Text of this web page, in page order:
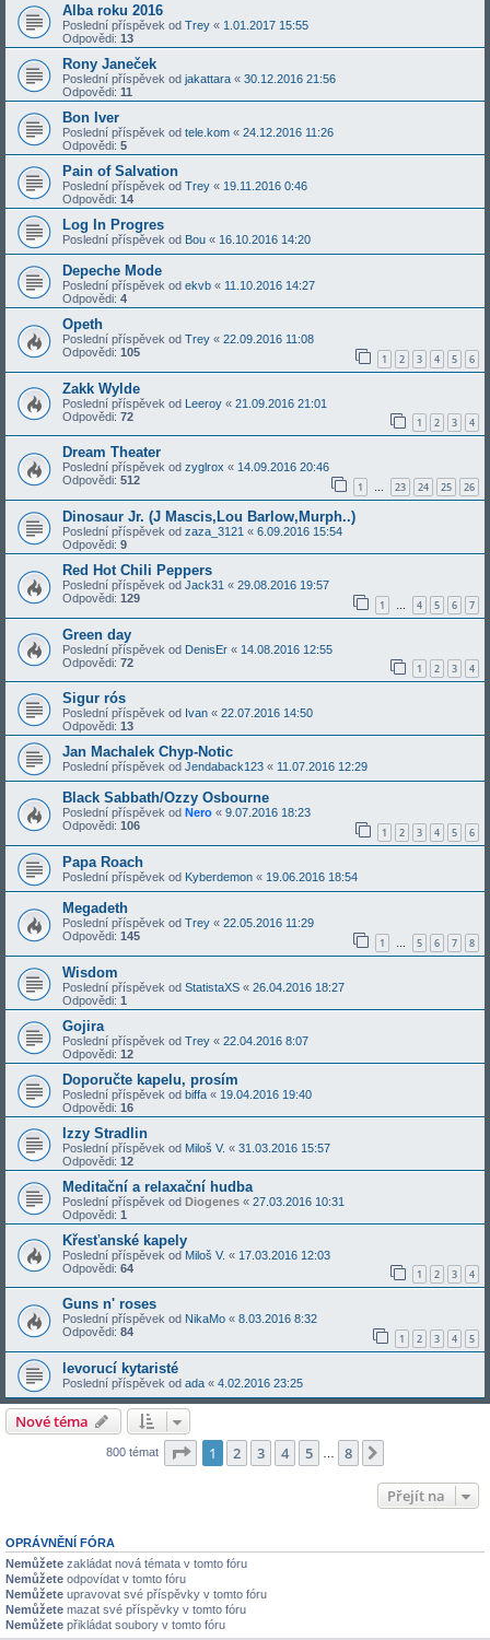
Alba roku 2016
Poslední příspěvek od Trey « 1.01.2017 15:55
Odpovědi: 13
Rony Janeček
Poslední příspěvek od jakattara « 30.12.2016 21:56
Odpovědi: 11
Bon Iver
Poslední příspěvek od tele.kom « 24.12.2016 11:26
Odpovědi: 5
Pain of Salvation
Poslední příspěvek od Trey « 19.11.2016 0:46
Odpovědi: 14
Log In Progres
Poslední příspěvek od Bou « 16.10.2016 14:20
Depeche Mode
Poslední příspěvek od ekvb « 11.10.2016 14:27
Odpovědi: 4
Opeth
Poslední příspěvek od Trey « 22.09.2016 11:08
Odpovědi: 105 1 2 3 4 5 6
Zakk Wylde
Poslední příspěvek od Leeroy « 21.09.2016 21:01
Odpovědi: 72 1 2 3 4
Dream Theater
Poslední příspěvek od zyglrox « 14.09.2016 20:46
Odpovědi: 512 1 … 23 24 25 26
Dinosaur Jr. (J Mascis,Lou Barlow,Murph..)
Poslední příspěvek od zaza_3121 « 6.09.2016 15:54
Odpovědi: 9
Red Hot Chili Peppers
Poslední příspěvek od Jack31 « 29.08.2016 19:57
Odpovědi: 129 1 … 4 5 6 7
Green day
Poslední příspěvek od DenisEr « 14.08.2016 12:55
Odpovědi: 72 1 2 3 4
Sigur rós
Poslední příspěvek od Ivan « 22.07.2016 14:50
Odpovědi: 13
Jan Machalek Chyp-Notic
Poslední příspěvek od Jendaback123 « 11.07.2016 12:29
Black Sabbath/Ozzy Osbourne
Poslední příspěvek od Nero « 9.07.2016 18:23
Odpovědi: 106 1 2 3 4 5 6
Papa Roach
Poslední příspěvek od Kyberdemon « 19.06.2016 18:54
Megadeth
Poslední příspěvek od Trey « 22.05.2016 11:29
Odpovědi: 145 1 … 5 6 7 8
Wisdom
Poslední příspěvek od StatistaXS « 26.04.2016 18:27
Odpovědi: 1
Gojira
Poslední příspěvek od Trey « 22.04.2016 8:07
Odpovědi: 12
Doporučte kapelu, prosím
Poslední příspěvek od biffa « 19.04.2016 19:40
Odpovědi: 16
Izzy Stradlin
Poslední příspěvek od Miloš V. « 31.03.2016 15:57
Odpovědi: 12
Meditační a relaxační hudba
Poslední příspěvek od Diogenes « 27.03.2016 10:31
Odpovědi: 1
Křesťanské kapely
Poslední příspěvek od Miloš V. « 17.03.2016 12:03
Odpovědi: 64 1 2 3 4
Guns n' roses
Poslední příspěvek od NikaMo « 8.03.2016 8:32
Odpovědi: 84 1 2 3 4 5
levorucí kytaristé
Poslední příspěvek od ada « 4.02.2016 23:25
Nové téma
800 témat Stránka z
1 2 3 4 5 8
Přejít na
OPRÁVNĚNÍ FÓRA
Nemůžete zakládat nová témata v tomto fóru
Nemůžete odpovídat v tomto fóru
Nemůžete upravovat své příspěvky v tomto fóru
Nemůžete mazat své příspěvky v tomto fóru
Nemůžete přikládat soubory v tomto fóru